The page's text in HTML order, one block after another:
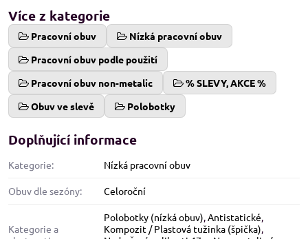
Více z kategorie
Pracovní obuv
Nízká pracovní obuv
Pracovní obuv podle použití
Pracovní obuv non-metalic
% SLEVY, AKCE %
Obuv ve slevě
Polobotky
Doplňující informace
Kategorie: Nízká pracovní obuv
Obuv dle sezóny: Celoroční
Kategorie a
Polobotky (nízká obuv),Antistatické,
Kompozit / Plastová tužinka (špička),